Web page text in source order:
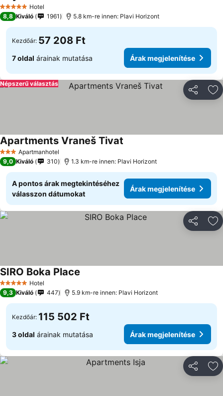
5 KategóriaHotel
8,8 Kiváló 1961 5.8 km-re innen: Plavi Horizont
Kezdőár: 57 208 Ft
7 oldal árainak mutatása Árak megjelenítése
Népszerű választás
3 KategóriaApartmanhotel
Apartments Vraneš Tivat
9,0 Kiváló 310 1.3 km-re innen: Plavi Horizont
A pontos árak megtekintéséhez
válasszon dátumokat
Árak megjelenítése
5 KategóriaHotel
SIRO Boka Place
9,3 Kiváló 447 5.9 km-re innen: Plavi Horizont
Kezdőár: 115 502 Ft
3 oldal árainak mutatása Árak megjelenítése